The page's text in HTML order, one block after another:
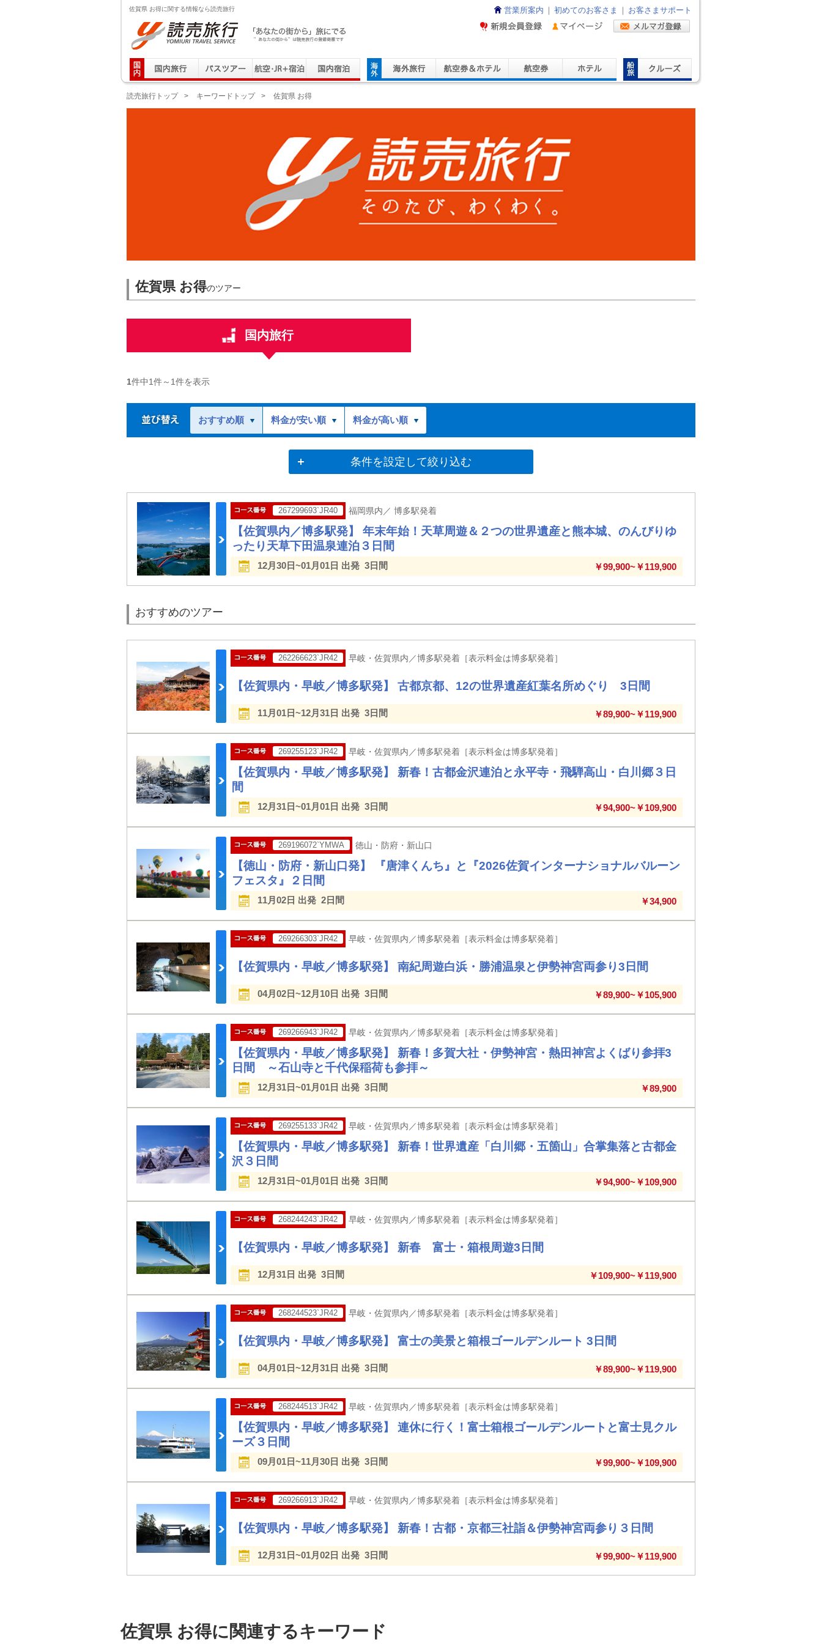
佐賀県 お得に関する情報なら読売旅行
読売旅行 「あなたの街から」旅にでる｜Yomiuri Travel Service
営業所案内 初めてのお客さま お客さまサポート
読売旅行トップ > キーワードトップ > 佐賀県 お得
佐賀県 お得のツアー
国内旅行
1件中1件～ 1件を表示
おすすめ順 料金が安い順 料金が高い順
条件を設定して絞り込む
267299693`JR40 福岡県内／ 博多駅発着
【佐賀県内／博多駅発】 年末年始！天草周遊＆２つの世界遺産と熊本城、のんびりゆ
ったり天草下田温泉連泊３日間
12月30日~01月01日 出発 3日間 ￥99,900~￥119,900
おすすめのツアー
262266623`JR42 早岐・佐賀県内／博多駅発着［表示料金は博多駅発着］
【佐賀県内・早岐／博多駅発】 古都京都、12の世界遺産紅葉名所めぐり 3日間
11月01日~12月31日 出発 3日間 ￥89,900~￥119,900
269255123`JR42 早岐・佐賀県内／博多駅発着［表示料金は博多駅発着］
【佐賀県内・早岐／博多駅発】 新春！古都金沢連泊と永平寺・飛騨高山・白川郷３日
間
12月31日~01月01日 出発 3日間 ￥94,900~￥109,900
269196072`YMWA 徳山・防府・新山口
【徳山・防府・新山口発】 『唐津くんち』と『2026佐賀インターナショナルバルーン
フェスタ』２日間
11月02日 出発 2日間 ￥34,900
269266303`JR42 早岐・佐賀県内／博多駅発着［表示料金は博多駅発着］
【佐賀県内・早岐／博多駅発】 南紀周遊白浜・勝浦温泉と伊勢神宮両参り3日間
04月02日~12月10日 出発 3日間 ￥89,900~￥105,900
269266943`JR42 早岐・佐賀県内／博多駅発着［表示料金は博多駅発着］
【佐賀県内・早岐／博多駅発】 新春！多賀大社・伊勢神宮・熱田神宮よくばり参拝3
日間 ～石山寺と千代保稲荷も参拝～
12月31日~01月01日 出発 3日間 ￥89,900
269255133`JR42 早岐・佐賀県内／博多駅発着［表示料金は博多駅発着］
【佐賀県内・早岐／博多駅発】 新春！世界遺産「白川郷・五箇山」合掌集落と古都金
沢３日間
12月31日~01月01日 出発 3日間 ￥94,900~￥109,900
268244243`JR42 早岐・佐賀県内／博多駅発着［表示料金は博多駅発着］
【佐賀県内・早岐／博多駅発】 新春 富士・箱根周遊3日間
12月31日 出発 3日間 ￥109,900~￥119,900
268244523`JR42 早岐・佐賀県内／博多駅発着［表示料金は博多駅発着］
【佐賀県内・早岐／博多駅発】 富士の美景と箱根ゴールデンルート 3日間
04月01日~12月31日 出発 3日間 ￥89,900~￥119,900
268244513`JR42 早岐・佐賀県内／博多駅発着［表示料金は博多駅発着］
【佐賀県内・早岐／博多駅発】 連休に行く！富士箱根ゴールデンルートと富士見クル
ーズ３日間
09月01日~11月30日 出発 3日間 ￥99,900~￥109,900
269266913`JR42 早岐・佐賀県内／博多駅発着［表示料金は博多駅発着］
【佐賀県内・早岐／博多駅発】 新春！古都・京都三社詣＆伊勢神宮両参り３日間
12月31日~01月02日 出発 3日間 ￥99,900~￥119,900
佐賀県 お得に関連するキーワード